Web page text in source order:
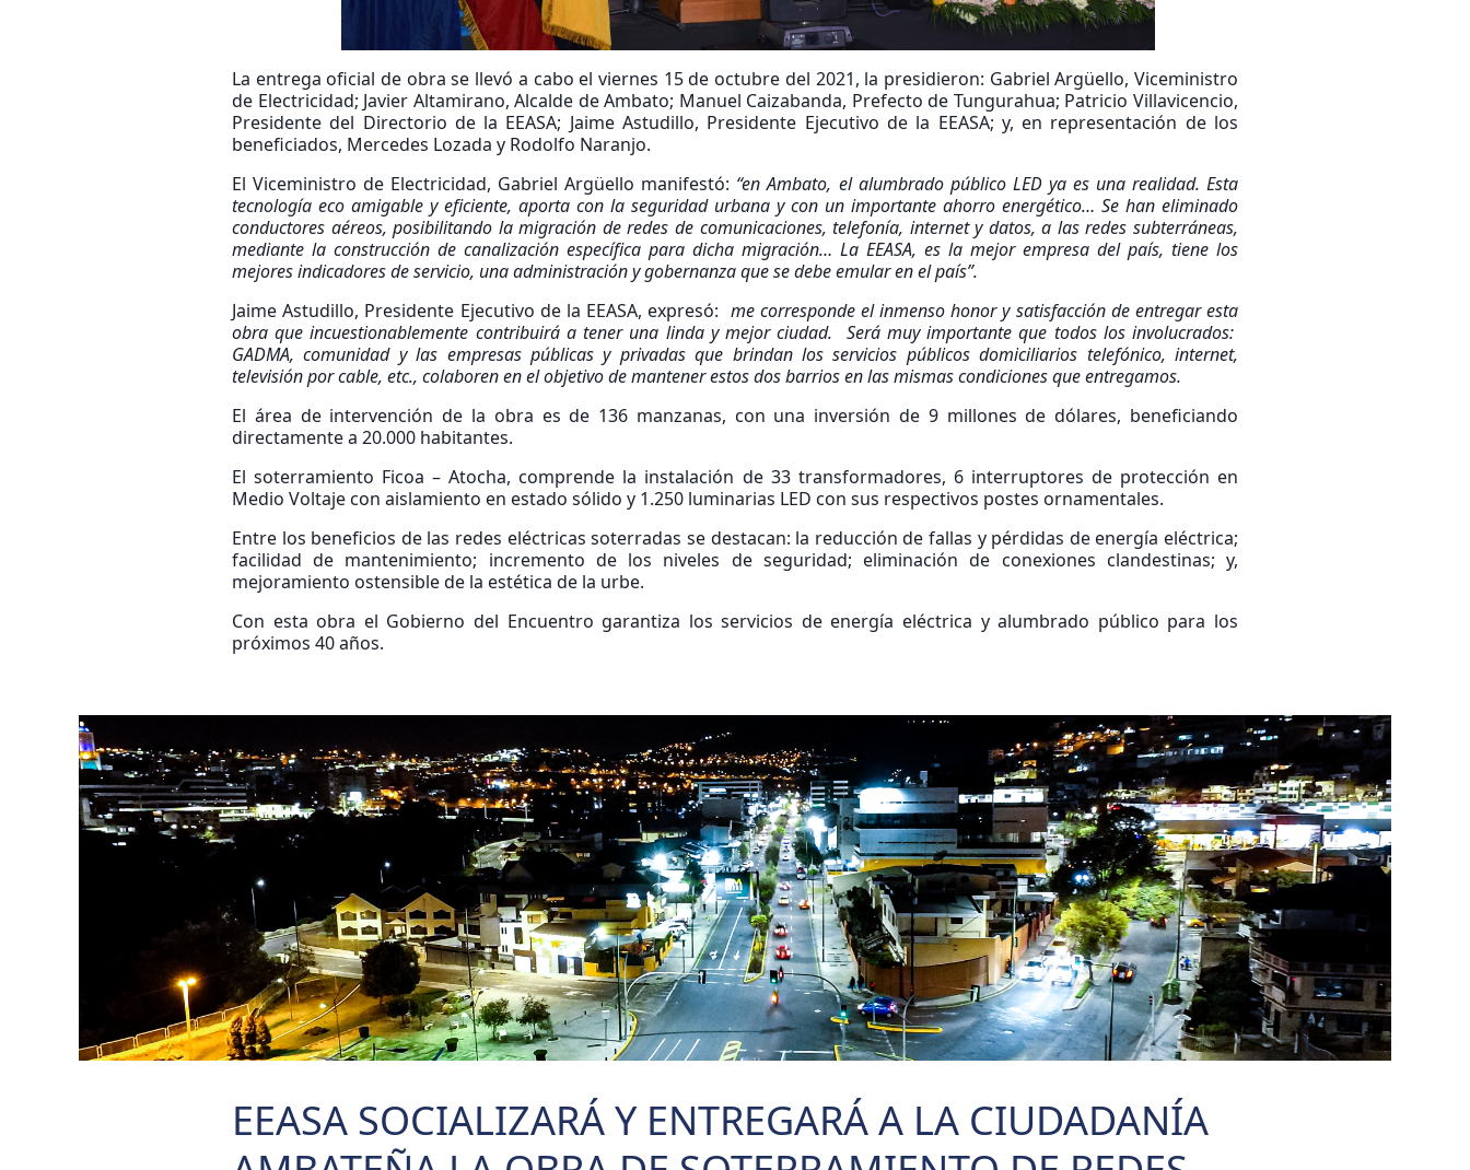
La entrega oficial de obra se llevó a cabo el viernes 15 de octubre del 2021, la presidieron: Gabriel Argüello, Viceministro
de Electricidad; Javier Altamirano, Alcalde de Ambato; Manuel Caizabanda, Prefecto de Tungurahua; Patricio Villavicencio,
Presidente del Directorio de la EEASA; Jaime Astudillo, Presidente Ejecutivo de la EEASA; y, en representación de los
beneficiados, Mercedes Lozada y Rodolfo Naranjo.
El Viceministro de Electricidad, Gabriel Argüello manifestó: “en Ambato, el alumbrado público LED ya es una realidad.Esta
tecnología eco amigable y eficiente, aporta con la seguridad urbana y con un importante ahorro energético… Se han eliminado
conductores aéreos, posibilitando la migración de redes de comunicaciones, telefonía, internet y datos, a las redes subterráneas,
mediante la construcción de canalización específica para dicha migración… La EEASA, es la mejor empresa del país, tiene los
mejores indicadores de servicio, una administración y gobernanza que se debe emular en el país”.
Jaime Astudillo, Presidente Ejecutivo de la EEASA, expresó: me corresponde el inmenso honor y satisfacción de entregar esta
obra que incuestionablemente contribuirá a tener una linda y mejor ciudad. Será muy importante que todos los involucrados:
GADMA, comunidad y las empresas públicas y privadas que brindan los servicios públicos domiciliarios telefónico, internet,
televisión por cable, etc., colaboren en el objetivo de mantener estos dos barrios en las mismas condiciones que entregamos.
El área de intervención de la obra es de 136 manzanas, con una inversión de 9 millones de dólares, beneficiando
directamente a 20.000 habitantes.
El soterramiento Ficoa – Atocha, comprende la instalación de 33 transformadores, 6 interruptores de protección en
Medio Voltaje con aislamiento en estado sólido y 1.250 luminarias LED con sus respectivos postes ornamentales.
Entre los beneficios de las redes eléctricas soterradas se destacan: la reducción de fallas y pérdidas de energía eléctrica;
facilidad de mantenimiento; incremento de los niveles de seguridad; eliminación de conexiones clandestinas; y,
mejoramiento ostensible de la estética de la urbe.
Con esta obra el Gobierno del Encuentro garantiza los servicios de energía eléctrica y alumbrado público para los
próximos 40 años.
EEASA SOCIALIZARÁ Y ENTREGARÁ A LA CIUDADANÍA